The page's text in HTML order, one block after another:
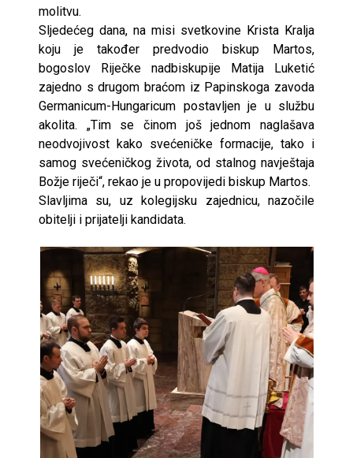
molitvu.
Sljedećeg dana, na misi svetkovine Krista Kralja
koju je također predvodio biskup Martos,
bogoslov Riječke nadbiskupije Matija Luketić
zajedno s drugom braćom iz Papinskoga zavoda
Germanicum-Hungaricum postavljen je u službu
akolita. „Tim se činom još jednom naglašava
neodvojivost kako svećeničke formacije, tako i
samog svećeničkog života, od stalnog navještaja
Božje riječi“, rekao je u propovijedi biskup Martos.
Slavljima su, uz kolegijsku zajednicu, nazočile
obitelji i prijatelji kandidata.